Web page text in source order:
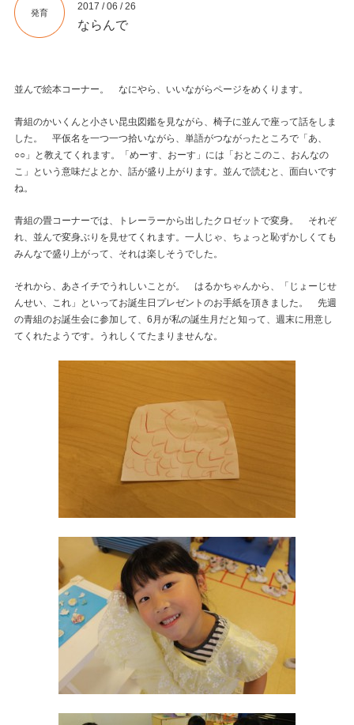
発育
2017 / 06 / 26
ならんで
並んで絵本コーナー。 なにやら、いいながらページをめくります。
青組のかいくんと小さい昆虫図鑑を見ながら、椅子に並んで座って話をしま
した。 平仮名を一つ一つ拾いながら、単語がつながったところで「あ、
○○」と教えてくれます。「めーす、おーす」には「おとこのこ、おんなの
こ」という意味だよとか、話が盛り上がります。並んで読むと、面白いです
ね。
青組の畳コーナーでは、トレーラーから出したクロゼットで変身。 それぞ
れ、並んで変身ぶりを見せてくれます。一人じゃ、ちょっと恥ずかしくても
みんなで盛り上がって、それは楽しそうでした。
それから、あさイチでうれしいことが。 はるかちゃんから、「じょーじせ
んせい、これ」といってお誕生日プレゼントのお手紙を頂きました。 先週
の青組のお誕生会に参加して、6月が私の誕生月だと知って、週末に用意し
てくれたようです。うれしくてたまりませんな。